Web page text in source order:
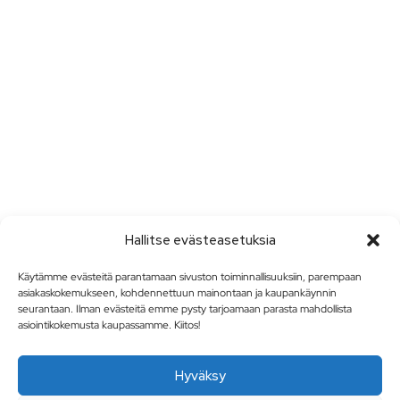
Hallitse evästeasetuksia
Käytämme evästeitä parantamaan sivuston toiminnallisuuksiin, parempaan
asiakaskokemukseen, kohdennettuun mainontaan ja kaupankäynnin
seurantaan. Ilman evästeitä emme pysty tarjoamaan parasta mahdollista
asiointikokemusta kaupassamme. Kiitos!
Hyväksy